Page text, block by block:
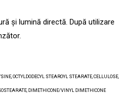
și lumină directă. După utilizare
OCTYLDODECYL STEAROYL STEARATE, CELLULOSE,
DIMETHICONE/VINYL DIMETHICONE